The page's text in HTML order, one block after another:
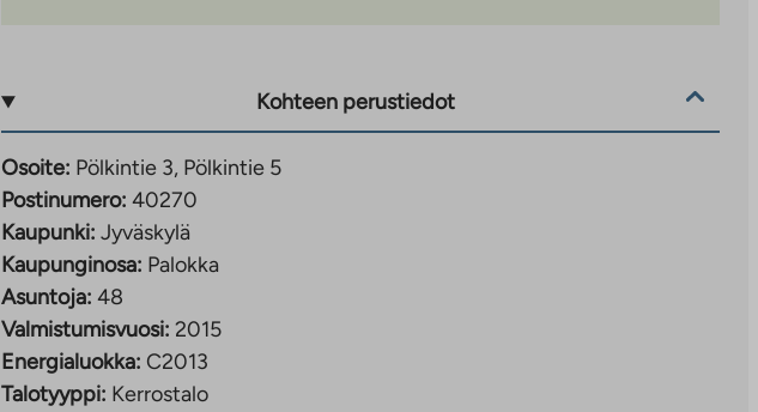
Kohteen perustiedot
Osoite: Pölkintie 3, Pölkintie 5
Postinumero: 40270
Kaupunki: Jyväskylä
Kaupunginosa: Palokka
Asuntoja: 48
Valmistumisvuosi: 2015
Energialuokka: C2013
Talotyyppi: Kerrostalo